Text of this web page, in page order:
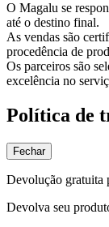
O Magalu se
até o destino final.
As vendas são
procedência de
Os parceiros são
excelência no
Política de
Fechar
Devolução gratuita
Devolva seu